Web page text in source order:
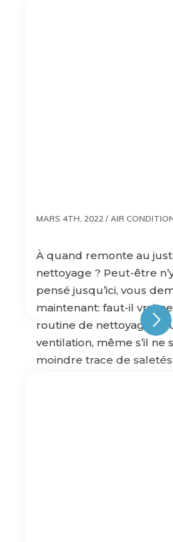
MARS 4TH, 2022 /AIR
À quand remonte au
nettoyage ? Peut-être
pensé jusqu’ici, vous
maintenant: faut-il
routine de nettoyage
ventilation, même s’il ne
moindre trace de